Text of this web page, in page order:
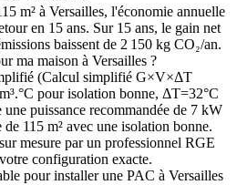
m² à Versailles, l'économie annuelle
en 15 ans. Sur 15 ans, le gain net
baissent de 2 150 kg CO₂/an.
ma maison à Versailles ?
(Calcul simplifié G×V×ΔT
pour isolation bonne, ΔT=32°C
puissance recommandée de 7 kW
115 m² avec une isolation bonne.
mesure par un professionnel RGE
configuration exacte.
pour installer une PAC à Versailles